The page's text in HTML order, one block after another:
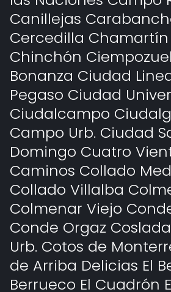
Canillejas
Cercedilla
Chinchón
Bonanza Ciudad
Pegaso Ciudad
Ciudalcampo
Campo Urb. Ciudad
Domingo Cuatro
Caminos Collado
Collado Villalba
Colmenar Viejo
Conde Orgaz
Urb. Cotos de
de Arriba Delicias El
Berrueco El Cuadrón